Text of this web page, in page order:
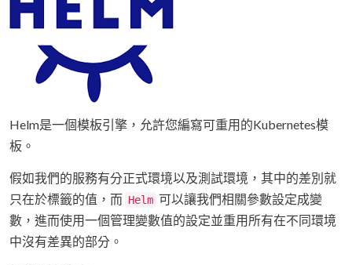
Helm是一個模板引擎，允許您編寫可重用的Kubernetes模
板。
假如我們的服務有分正式環境以及測試環境，其中的差別就
只在於標籤的值，而 Helm 可以讓我們相關參數設定成變
數，進而使用一個管理變數值的設定並重用所有在不同環境
中沒有差異的部分。